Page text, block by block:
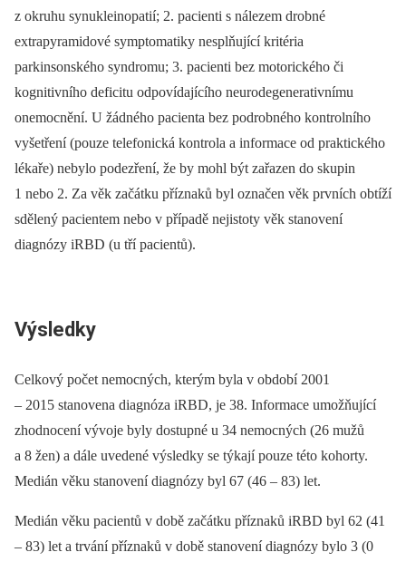
z okruhu synukleinopatií; 2. pacienti s nálezem drobné
extrapyramidové symptomatiky nesplňující kritéria
parkinsonského syndromu; 3. pacienti bez motorického či
kognitivního deficitu odpovídajícího neurodegenerativnímu
onemocnění. U žádného pacienta bez podrobného kontrolního
vyšetření (pouze telefonická kontrola a informace od praktického
lékaře) nebylo podezření, že by mohl být zařazen do skupin
1 nebo 2. Za věk začátku příznaků byl označen věk prvních obtíží
sdělený pacientem nebo v případě nejistoty věk stanovení
diagnózy iRBD (u tří pacientů).
Výsledky
Celkový počet nemocných, kterým byla v období 2001
–⁠ 2015 stanovena diagnóza iRBD, je 38. Informace umožňující
zhodnocení vývoje byly dostupné u 34 nemocných (26 mužů
a 8 žen) a dále uvedené výsledky se týkají pouze této kohorty.
Medián věku stanovení diagnózy byl 67 (46 –⁠ 83) let.
Medián věku pacientů v době začátku příznaků iRBD byl 62 (41
–⁠ 83) let a trvání příznaků v době stanovení diagnózy bylo 3 (0